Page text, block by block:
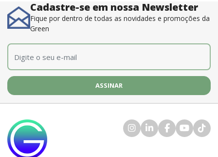
Cadastre-se em nossa Newsletter
Fique por dentro de todas as novidades e promoções da
Green
E-mail